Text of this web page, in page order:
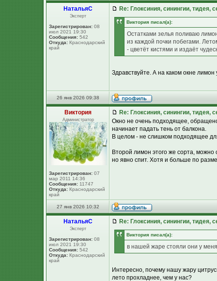
НатальяС
Эксперт
Зарегистрирован: 08
июл 2021 19:30
Сообщения: 542
Откуда: Краснодарский
край
Re: Глоксиния, синингии, тидея,
Виктория писал(а):
Остатками зелья поливаю
из каждой почки побегами.
- цветёт кистями и издаёт
Здравствуйте. А на каком окне лимон
26 янв 2026 09:38
Виктория
Администратор
Зарегистрирован: 07
мар 2011 14:36
Сообщения: 11747
Откуда: Краснодарский
край
Re: Глоксиния, синингии, тидея,
Окно не очень подходящее,
начинает падать тень от балкона.
В целом - не слишком подходящее
Второй лимон этого же сорта, можно
но явно спит. Хотя и больше по
27 янв 2026 10:32
НатальяС
Эксперт
Зарегистрирован: 08
июл 2021 19:30
Сообщения: 542
Откуда: Краснодарский
край
Re: Глоксиния, синингии, тидея,
Виктория писал(а):
в нашей жаре стояли они у
Интересно, почему нашу жару
лето прохладнее, чем у нас?